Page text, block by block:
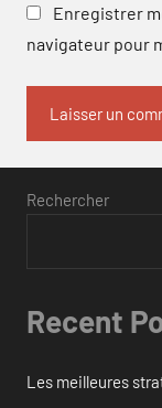
Enregistrer
navigateur pour
Rechercher
Recent
Les meilleures